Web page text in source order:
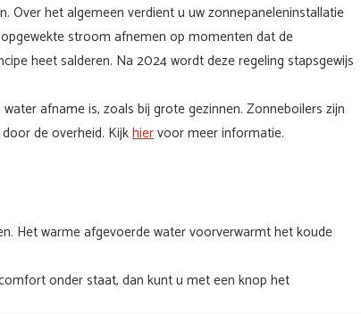
Over het algemeen verdient u uw zonnepaneleninstallatie
stroom afnemen op momenten dat de
heet salderen. Na 2024 wordt deze regeling stapsgewijs
afname is, zoals bij grote gezinnen. Zonneboilers zijn
de overheid. Kijkhiervoor meer informatie.
Het warme afgevoerde water voorverwarmt het koude
onder staat, dan kunt u met een knop het